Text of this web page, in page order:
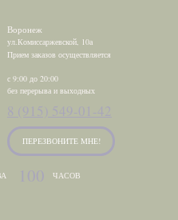
ПЕРЕЗВОНИТЕ МНЕ!
ЧАСОВ
Прием заказов осуществляется
с 9:00 до 20:00
без перерыва и выходных
ул.Комиссаржевской, 10а
Воронеж